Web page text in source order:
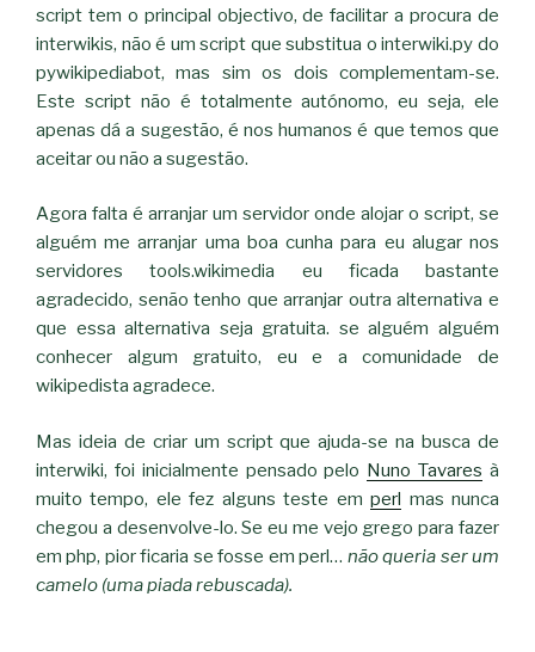
script tem o principal objectivo, de facilitar a procura de
interwikis, não é um script que substitua o interwiki.py do
pywikipediabot, mas sim os dois complementam-se.
Este script não é totalmente autónomo, eu seja, ele
apenas dá a sugestão, é nos humanos é que temos que
aceitar ou não a sugestão.
Agora falta é arranjar um servidor onde alojar o script, se
alguém me arranjar uma boa cunha para eu alugar nos
servidores tools.wikimedia eu ficada bastante
agradecido, senão tenho que arranjar outra alternativa e
que essa alternativa seja gratuita. se alguém alguém
conhecer algum gratuito, eu e a comunidade de
wikipedista agradece.
Mas ideia de criar um script que ajuda-se na busca de
interwiki, foi inicialmente pensado pelo Nuno Tavares à
muito tempo, ele fez alguns teste emperl mas nunca
chegou a desenvolve-lo. Se eu me vejo grego para fazer
em php, pior ficaria se fosse em perl… não queria ser um
camelo (uma piada rebuscada).